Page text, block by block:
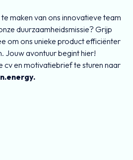
maken van ons innovatieve team
duurzaamheidsmissie? Grijp
om ons unieke product efficiënter
Jouw avontuur begint hier!
cv en motivatiebrief te sturen naar